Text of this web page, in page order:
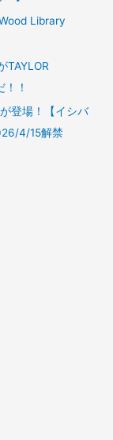
Library
TAYLOR
！
登場！【イシバ
4/15解禁